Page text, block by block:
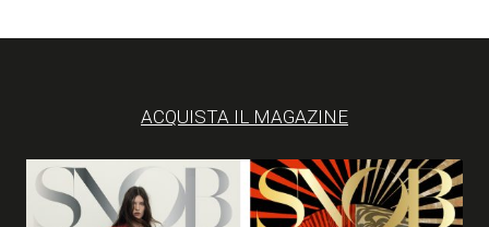
ACQUISTA IL MAGAZINE